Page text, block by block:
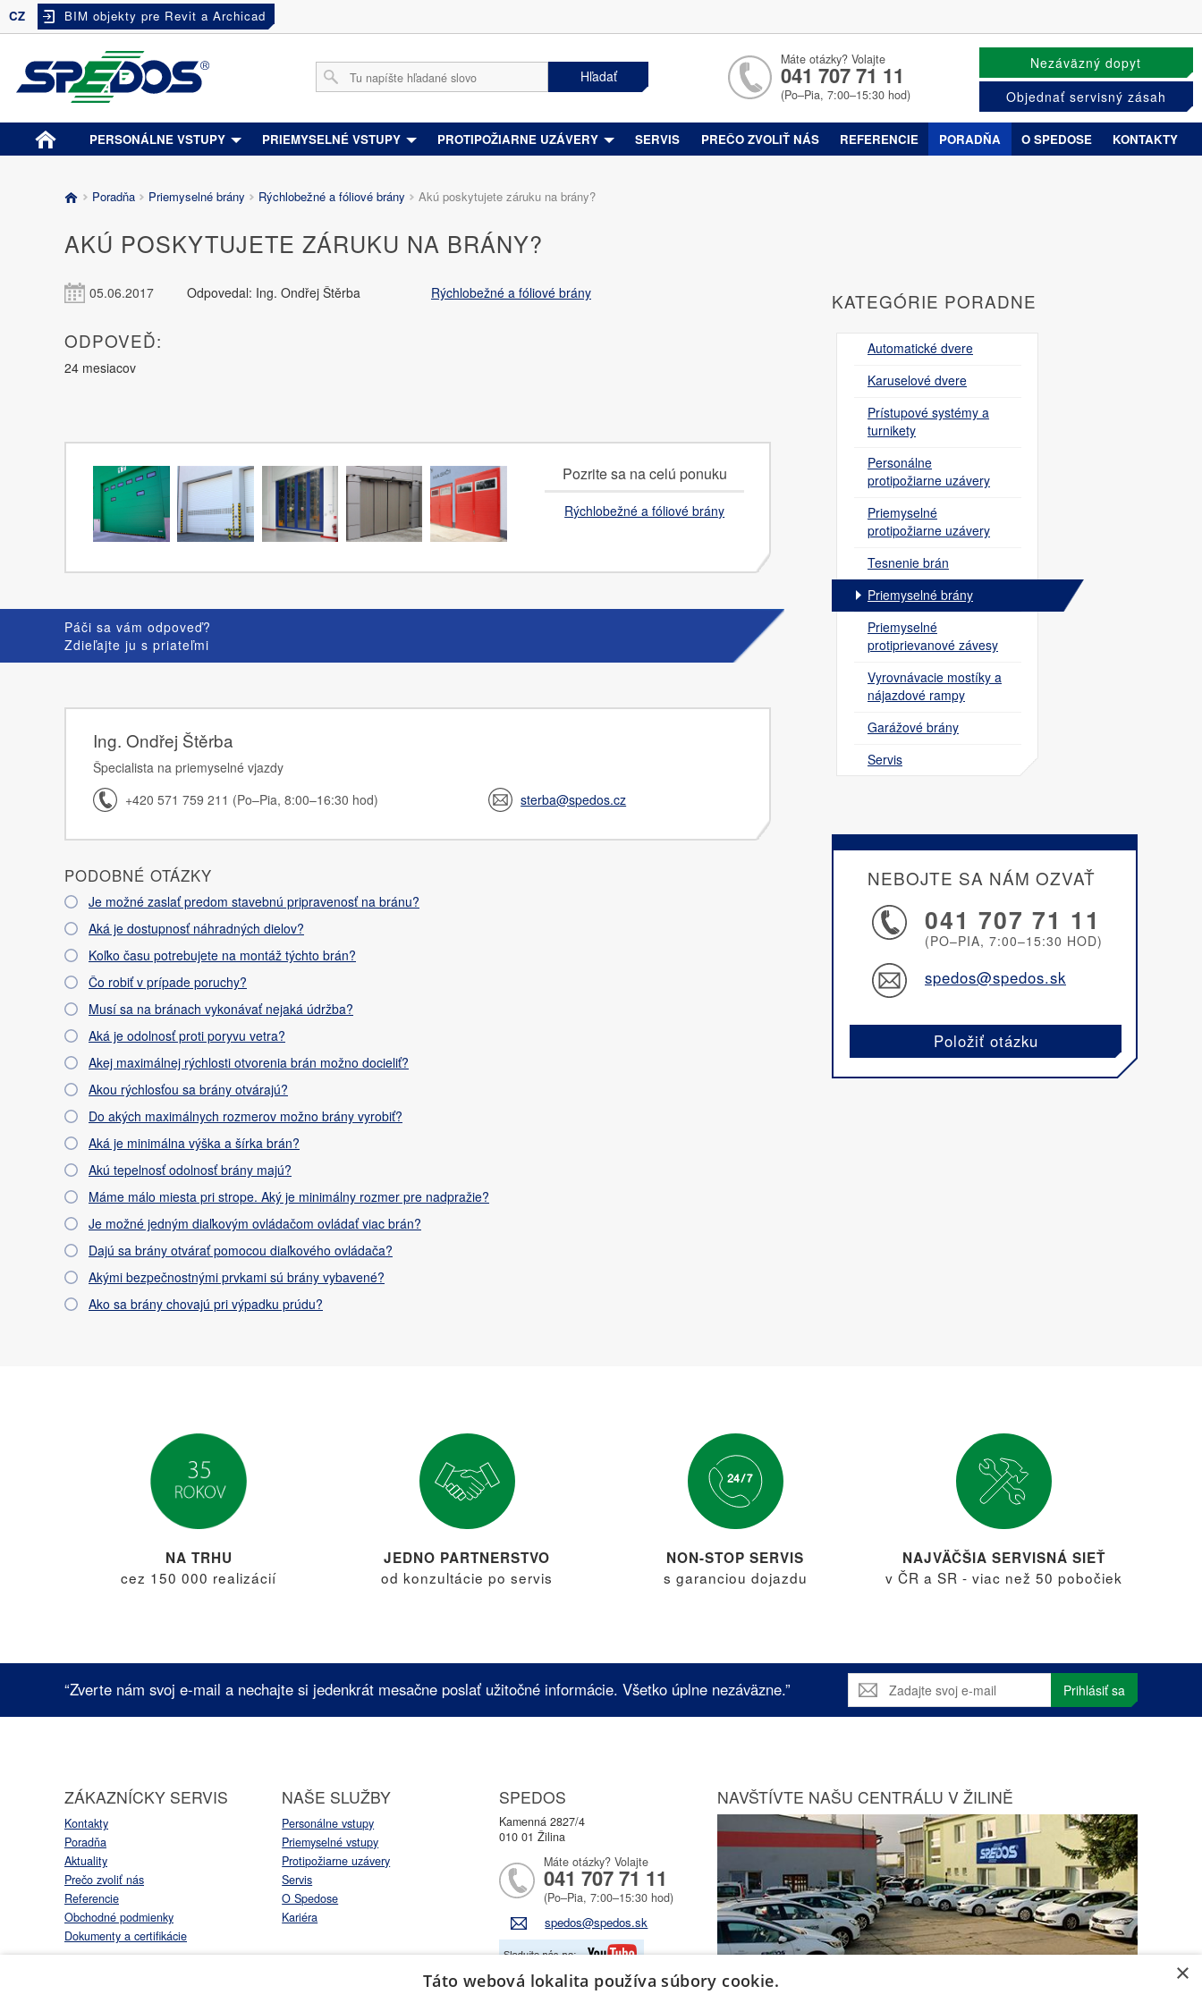
CZ BIM objekty pre Revit a Archicad
Hľadať
Máte otázky? Volajte
041 707 71 11
(Po–Pia, 7:00–15:30 hod)
Nezáväzný dopyt
Objednať servisný zásah
PERSONÁLNE VSTUPY PRIEMYSELNÉ VSTUPY PROTIPOŽIARNE UZÁVERY SERVIS PREČO ZVOLIŤ NÁS REFERENCIE PORADŇA O SPEDOSE KONTAKTY
Poradňa Priemyselné brány Rýchlobežné a fóliové brány Akú poskytujete záruku na brány?
AKÚ POSKYTUJETE ZÁRUKU NA BRÁNY?
05.06.2017 Odpovedal: Ing. Ondřej Štěrba Rýchlobežné a fóliové brány
ODPOVEĎ:
24 mesiacov
Pozrite sa na celú ponuku
Rýchlobežné a fóliové brány
Páči sa vám odpoveď?
Zdieľajte ju s priateľmi
Ing. Ondřej Štěrba
Špecialista na priemyselné vjazdy
+420 571 759 211 (Po–Pia, 8:00–16:30 hod)
sterba@spedos.cz
PODOBNÉ OTÁZKY
Je možné zaslať predom stavebnú pripravenosť na bránu?
Aká je dostupnosť náhradných dielov?
Koľko času potrebujete na montáž týchto brán?
Čo robiť v prípade poruchy?
Musí sa na bránach vykonávať nejaká údržba?
Aká je odolnosť proti poryvu vetra?
Akej maximálnej rýchlosti otvorenia brán možno docieliť?
Akou rýchlosťou sa brány otvárajú?
Do akých maximálnych rozmerov možno brány vyrobiť?
Aká je minimálna výška a šírka brán?
Akú tepelnosť odolnosť brány majú?
Máme málo miesta pri strope. Aký je minimálny rozmer pre nadpražie?
Je možné jedným diaľkovým ovládačom ovládať viac brán?
Dajú sa brány otvárať pomocou diaľkového ovládača?
Akými bezpečnostnými prvkami sú brány vybavené?
Ako sa brány chovajú pri výpadku prúdu?
KATEGÓRIE PORADNE
Automatické dvere
Karuselové dvere
Prístupové systémy a
turnikety
Personálne
protipožiarne uzávery
Priemyselné
protipožiarne uzávery
Tesnenie brán
Priemyselné brány
Priemyselné
protiprievanové závesy
Vyrovnávacie mostíky a
nájazdové rampy
Garážové brány
Servis
NEBOJTE SA NÁM OZVAŤ
041 707 71 11
(PO–PIA, 7:00–15:30 HOD)
spedos@spedos.sk
Položiť otázku
NA TRHU
cez 150 000 realizácií
JEDNO PARTNERSTVO
od konzultácie po servis
NON-STOP SERVIS
s garanciou dojazdu
NAJVÄČŠIA SERVISNÁ SIEŤ
v ČR a SR - viac než 50 pobočiek
“Zverte nám svoj e-mail a nechajte si jedenkrát mesačne poslať užitočné informácie. Všetko úplne nezáväzne.” Prihlásiť sa
ZÁKAZNÍCKY SERVIS
Kontakty
Poradňa
Aktuality
Prečo zvoliť nás
Referencie
Obchodné podmienky
Dokumenty a certifikácie
NAŠE SLUŽBY
Personálne vstupy
Priemyselné vstupy
Protipožiarne uzávery
Servis
O Spedose
Kariéra
SPEDOS
Kamenná 2827/4
010 01 Žilina
Máte otázky? Volajte
041 707 71 11
(Po–Pia, 7:00–15:30 hod)
spedos@spedos.sk
NAVŠTÍVTE NAŠU CENTRÁLU V ŽILINĚ
×
Táto webová lokalita používa súbory cookie.